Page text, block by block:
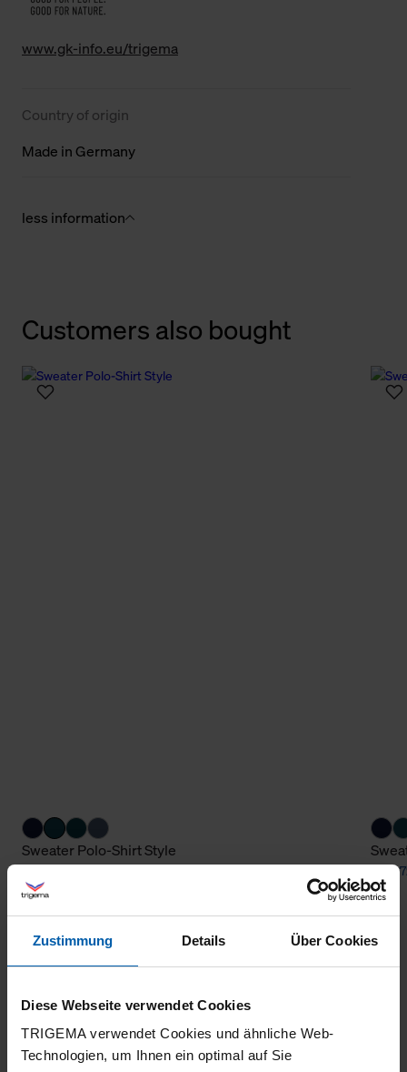
Zustimmung Details Über Cookies
Diese Webseite verwendet Cookies
TRIGEMA verwendet Cookies und ähnliche Web-
Technologien, um Ihnen ein optimal auf Sie
www.gk-info.eu/trigema
Country of origin
Made in Germany
less information
Customers also bought
Sweater Polo-Shirt Style
from 72,10 € from